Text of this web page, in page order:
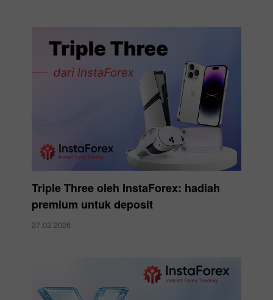
Triple Three oleh InstaForex: hadiah
premium untuk deposit
27.02.2026